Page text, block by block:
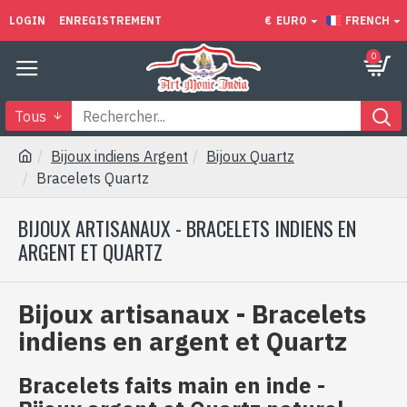
LOGIN ENREGISTREMENT € EURO FRENCH
0
Tous
Bijoux indiens Argent
Bijoux Quartz
Bracelets Quartz
BIJOUX ARTISANAUX - BRACELETS INDIENS EN
ARGENT ET QUARTZ
Bijoux artisanaux - Bracelets
indiens en argent et Quartz
Bracelets faits main en inde -